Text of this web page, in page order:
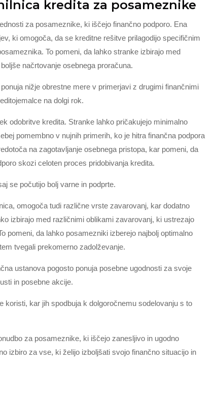
kredita za posameznike
za posameznike, ki iščejo finančno podporo. Ena
ki omogoča, da se kreditne rešitve prilagodijo specifičnim
To pomeni, da lahko stranke izbirajo med
načrtovanje osebnega proračuna.
nižje obrestne mere v primerjavi z drugimi finančnimi
na dolgi rok.
odobritve kredita. Stranke lahko pričakujejo minimalno
pomembno v nujnih primerih, ko je hitra finančna podpora
na zagotavljanje osebnega pristopa, kar pomeni, da
skozi celoten proces pridobivanja kredita.
se počutijo bolj varne in podprte.
omogoča tudi različne vrste zavarovanj, kar dodatno
izbirajo med različnimi oblikami zavarovanj, ki ustrezajo
pomeni, da lahko posamezniki izberejo najbolj optimalno
tvegali prekomerno zadolževanje.
ustanova pogosto ponuja posebne ugodnosti za svoje
in posebne akcije.
koristi, kar jih spodbuja k dolgoročnemu sodelovanju s to
za posameznike, ki iščejo zanesljivo in ugodno
izbiro za vse, ki želijo izboljšati svojo finančno situacijo in